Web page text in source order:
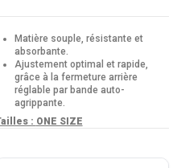
Matière souple, résistante et
absorbante.
Ajustement optimal et rapide,
grâce à la fermeture arrière
réglable par bande auto-
agrippante.
: ONE SIZE